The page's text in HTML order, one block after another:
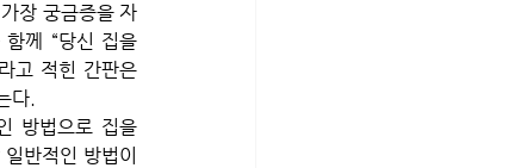
장 궁금증을 자
께 “당신 집을
고 적힌 간판은
다.
방법으로 집을
반적인 방법이